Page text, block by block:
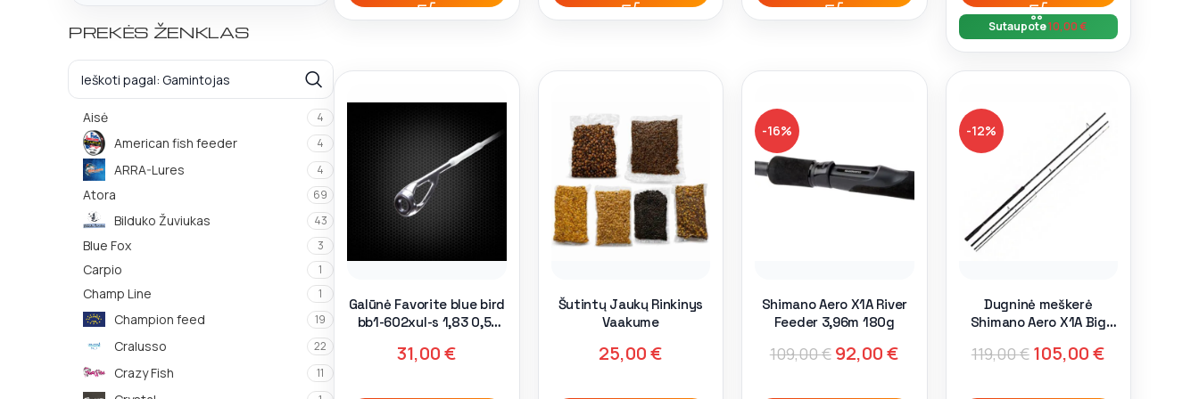
PREKĖS ŽENKLAS
Aisė 4
American fish feeder 4
ARRA-Lures 4
Atora 69
Bilduko Žuviukas 43
Blue Fox 3
Carpio 1
Champ Line 1
Champion feed 19
Cralusso 22
Crazy Fish 11
Sutaupote10,00€
Galūnė Favorite blue bird
bb1-602xul-s 1,83 0,5-
31,00€
Šutintų Jaukų Rinkinys
Vaakume
25,00€
-16%
Shimano Aero X1A River
Feeder 3,96m 180g
109,00€ 92,00€
-12%
Dugninė meškerė
Shimano Aero X1A Big
119,00€ 105,00€